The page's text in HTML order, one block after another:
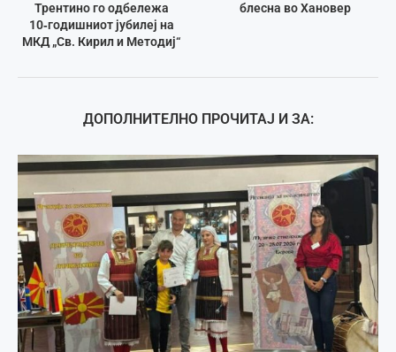
Трентино го одбележа
10‑годишниот јубилеј на
МКД „Св. Кирил и Методиј“
блесна во Хановер
ДОПОЛНИТЕЛНО ПРОЧИТАЈ И ЗА: